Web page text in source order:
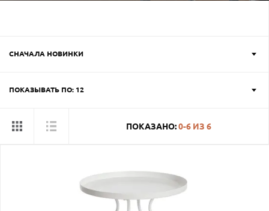
СНАЧАЛА НОВИНКИ
ПОКАЗЫВАТЬ ПО: 12
ПОКАЗАНО:0-6ИЗ 6